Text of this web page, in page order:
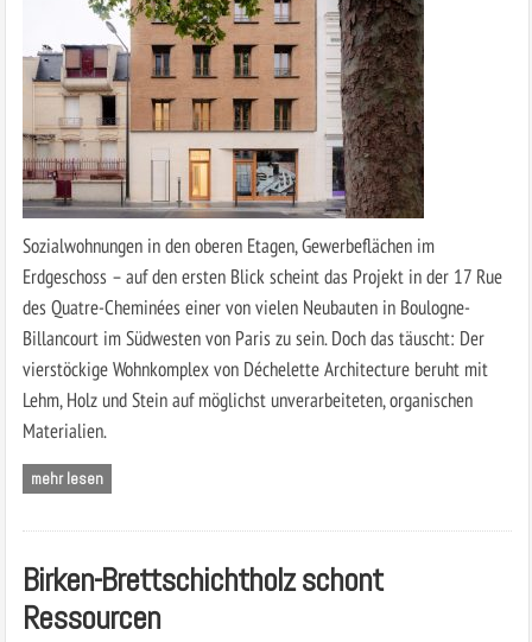
Sozialwohnungen in den oberen Etagen, Gewerbeflächen im
Erdgeschoss – auf den ersten Blick scheint das Projekt in der 17 Rue
des Quatre-Cheminées einer von vielen Neubauten in Boulogne-
Billancourt im Südwesten von Paris zu sein. Doch das täuscht: Der
vierstöckige Wohnkomplex von Déchelette Architecture beruht mit
Lehm, Holz und Stein auf möglichst unverarbeiteten, organischen
Materialien.
mehr lesen
Birken-Brettschichtholz schont
Ressourcen